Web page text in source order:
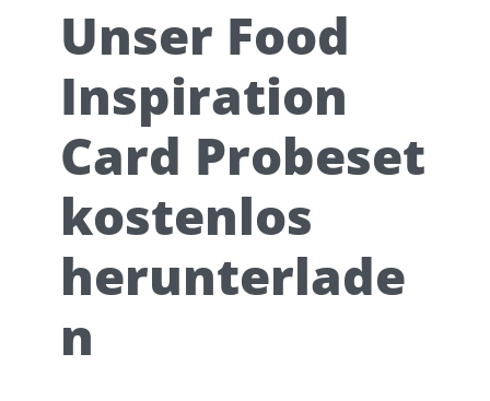
Unser Food
Inspiration
Card Probeset
kostenlos
herunterlade
n